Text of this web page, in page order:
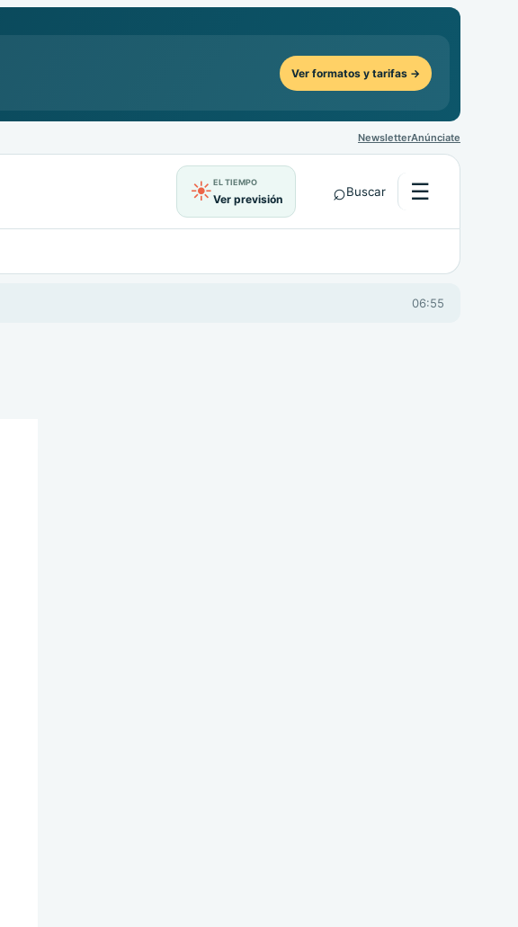
Ver formatos y tarifas →
NewsletterAnúnciate
☀EL TIEMPO
Ver previsión ⌕Buscar ☰Abrir menú
06:55